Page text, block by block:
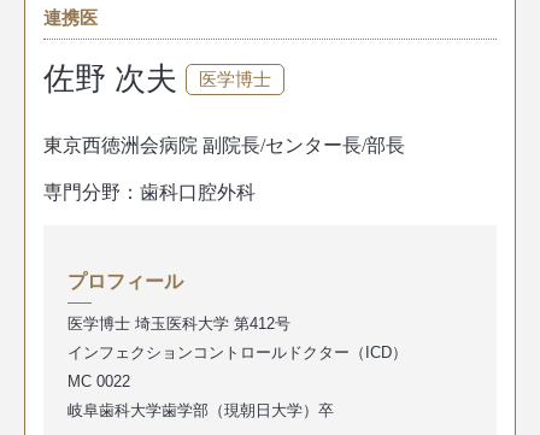
連携医
佐野 次夫 医学博士
東京西徳洲会病院 副院長/センター長/部長
専門分野：歯科口腔外科
プロフィール
医学博士 埼玉医科大学 第412号
インフェクションコントロールドクター（ICD）
MC 0022
岐阜歯科大学歯学部（現朝日大学）卒